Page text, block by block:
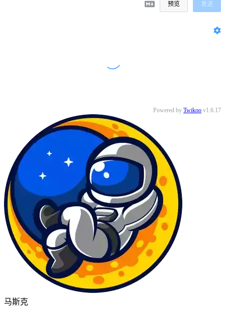
预览 发送
Powered by Twikoo v1.6.17
马斯克